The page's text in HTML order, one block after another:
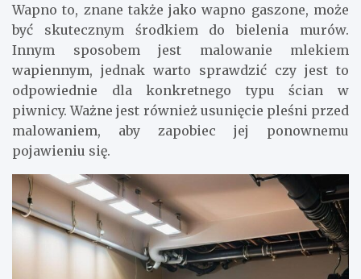
Wapno to, znane także jako wapno gaszone, może
być skutecznym środkiem do bielenia murów.
Innym sposobem jest malowanie mlekiem
wapiennym, jednak warto sprawdzić czy jest to
odpowiednie dla konkretnego typu ścian w
piwnicy. Ważne jest również usunięcie pleśni przed
malowaniem, aby zapobiec jej ponownemu
pojawieniu się.